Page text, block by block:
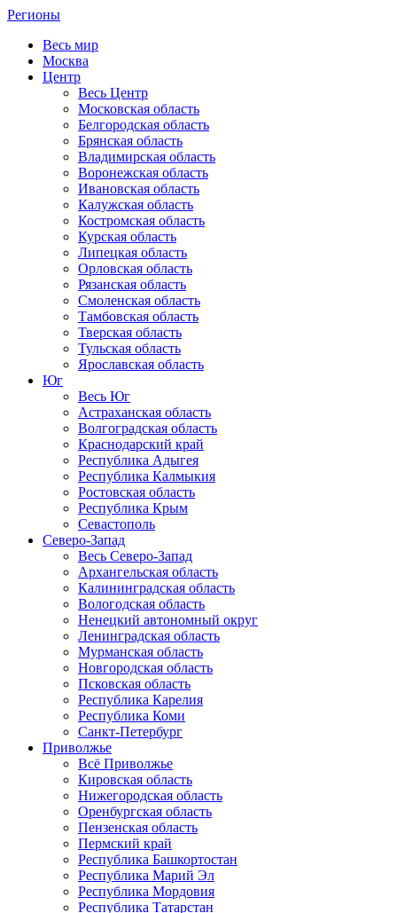
Регионы
Весь мир
Москва
Центр
Весь Центр
Московская область
Белгородская область
Брянская область
Владимирская область
Воронежская область
Ивановская область
Калужская область
Костромская область
Курская область
Липецкая область
Орловская область
Рязанская область
Смоленская область
Тамбовская область
Тверская область
Тульская область
Ярославская область
Юг
Весь Юг
Астраханская область
Волгоградская область
Краснодарский край
Республика Адыгея
Республика Калмыкия
Ростовская область
Республика Крым
Севастополь
Северо-Запад
Весь Северо-Запад
Архангельская область
Калининградская область
Вологодская область
Ненецкий автономный округ
Ленинградская область
Мурманская область
Новгородская область
Псковская область
Республика Карелия
Республика Коми
Санкт-Петербург
Приволжье
Всё Приволжье
Кировская область
Нижегородская область
Оренбургская область
Пензенская область
Пермский край
Республика Башкортостан
Республика Марий Эл
Республика Мордовия
Республика Татарстан